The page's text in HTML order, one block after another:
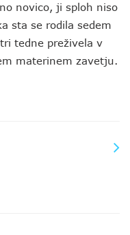
novico, ji sploh niso
sta se rodila sedem
tedne preživela v
materinem zavetju.